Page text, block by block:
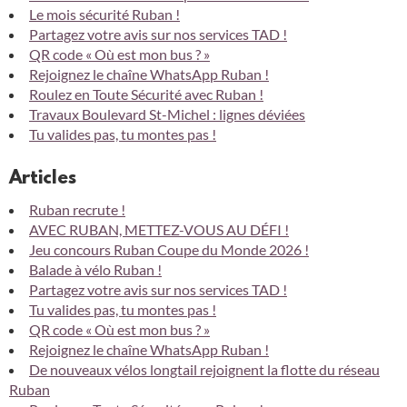
Le mois sécurité Ruban !
Partagez votre avis sur nos services TAD !
QR code « Où est mon bus ? »
Rejoignez le chaîne WhatsApp Ruban !
Roulez en Toute Sécurité avec Ruban !
Travaux Boulevard St-Michel : lignes déviées
Tu valides pas, tu montes pas !
Articles
Ruban recrute !
AVEC RUBAN, METTEZ-VOUS AU DÉFI !
Jeu concours Ruban Coupe du Monde 2026 !
Balade à vélo Ruban !
Partagez votre avis sur nos services TAD !
Tu valides pas, tu montes pas !
QR code « Où est mon bus ? »
Rejoignez le chaîne WhatsApp Ruban !
De nouveaux vélos longtail rejoignent la flotte du réseau
Ruban